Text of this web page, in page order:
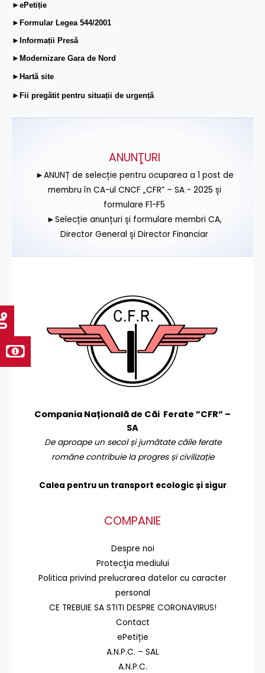
►ePetiție
►Formular Legea 544/2001
►Informații Presă
►Modernizare Gara de Nord
►Hartă site
►Fii pregătit pentru situații de urgență
ANUNŢURI
►ANUNȚ de selecție pentru ocuparea a 1 post de
membru în CA-ul CNCF „CFR” – SA - 2025 și
formulare F1-F5
►Selecție anunțuri și formulare membri CA,
Director General și Director Financiar
Compania Națională de Căi Ferate ”CFR” –
SA
De aproape un secol și jumătate căile ferate
române contribuie la progres și civilizație
Calea pentru un transport ecologic și sigur
COMPANIE
Despre noi
Protecţia mediului
Politica privind prelucrarea datelor cu caracter
personal
CE TREBUIE SA STITI DESPRE CORONAVIRUS!
Contact
ePetiție
A.N.P.C. – SAL
A.N.P.C.